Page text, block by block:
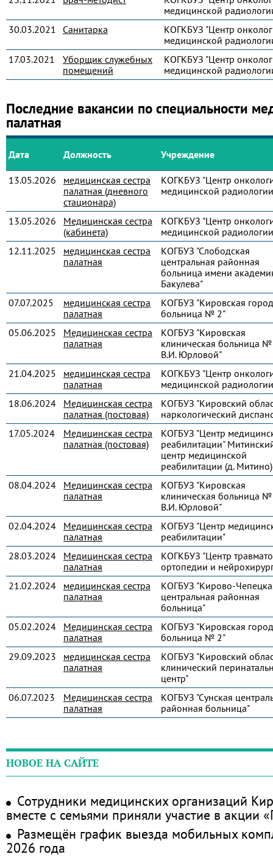
медицинской
30.03.2021
Санитарка
КОГКБУЗ "Центр
медицинской
17.03.2021
Уборщик служебных
помещений
КОГКБУЗ "Центр
медицинской
Последние вакансии по специальности
палатная
Дата Должность Учреждение
13.05.2026
медицинская сестра
палатная (дневного
стационара)
КОГКБУЗ "Центр
медицинской
13.05.2026
Медицинская сестра
(кабинета)
КОГКБУЗ "Центр
медицинской
12.11.2025
медицинская сестра
палатная
КОГБУЗ "Слободская
центральная районная
больница имени
Бакулева"
07.07.2025
медицинская сестра
палатная
КОГБУЗ "Кировская
больница № 2"
05.06.2025
Медицинская сестра
палатная
КОГБУЗ "Кировская
клиническая больница
В.И. Юрловой"
21.04.2025
медицинская сестра
палатная
КОГКБУЗ "Центр
медицинской
18.06.2024
Медицинская сестра
палатная (постовая)
КОГБУЗ "Кировский
наркологический
17.05.2024
Медицинская сестра
палатная (постовая)
КОГБУЗ "Центр
реабилитации"
центр медицинской
реабилитации (д. Митино)
08.04.2024
Медицинская сестра
палатная
КОГБУЗ "Кировская
клиническая больница
В.И. Юрловой"
02.04.2024
Медицинская сестра
палатная
КОГБУЗ "Центр
реабилитации"
28.03.2024
Медицинская сестра
палатная
КОГКБУЗ "Центр
ортопедии и
21.02.2024
медицинская сестра
палатная
КОГБУЗ "Кирово-
центральная районная
больница"
05.02.2024
Медицинская сестра
палатная
КОГБУЗ "Кировская
больница № 2"
29.09.2023
медицинская сестра
палатная
КОГБУЗ "Кировский
клинический
центр"
06.07.2023
Медицинская сестра
палатная
КОГБУЗ "Сунская
районная больница"
НОВОЕ НА САЙТЕ
Сотрудники медицинских организаций
вместе с семьями приняли участие в акции
Размещён график выезда мобильных
2026 года